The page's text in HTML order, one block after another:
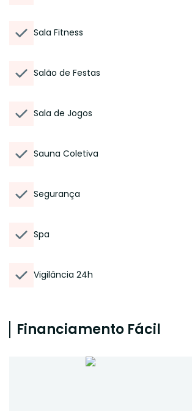
Sala Fitness
Salão de Festas
Sala de Jogos
Sauna Coletiva
Segurança
Spa
Vigilância 24h
Financiamento Fácil